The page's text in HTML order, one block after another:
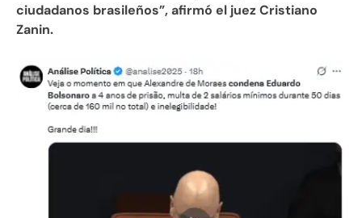
ciudadanos brasileños”, afirmó el juez Cristiano
Zanin.